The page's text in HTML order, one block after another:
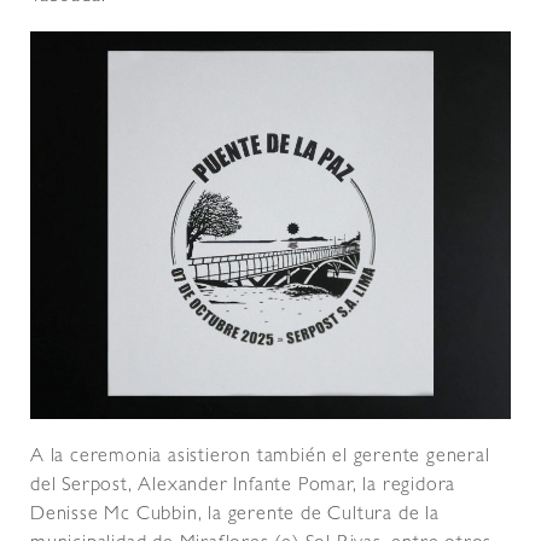
A la ceremonia asistieron también el gerente general
del Serpost, Alexander Infante Pomar, la regidora
Denisse Mc Cubbin, la gerente de Cultura de la